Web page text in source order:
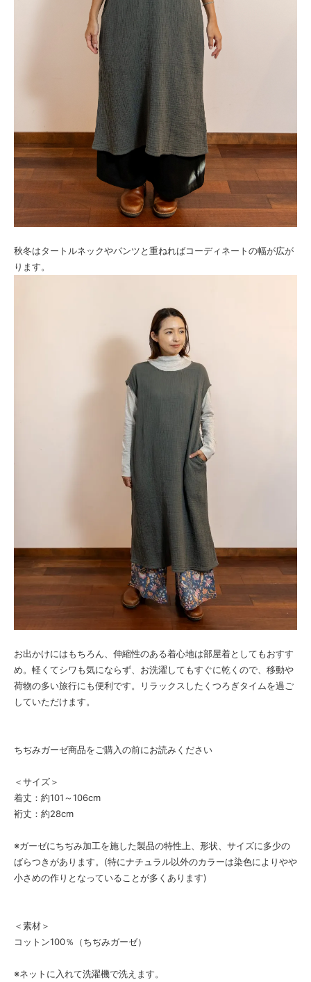
秋冬はタートルネックやパンツと重ねればコーディネートの幅が広が
ります。
お出かけにはもちろん、伸縮性のある着心地は部屋着としてもおすす
め。軽くてシワも気にならず、お洗濯してもすぐに乾くので、移動や
荷物の多い旅行にも便利です。リラックスしたくつろぎタイムを過ご
していただけます。
ちぢみガーゼ商品をご購入の前にお読みください
＜サイズ＞
着丈：約101～106cm
裄丈：約28cm
※ガーゼにちぢみ加工を施した製品の特性上、形状、サイズに多少の
ばらつきがあります。(特にナチュラル以外のカラーは染色によりやや
小さめの作りとなっていることが多くあります)
＜素材＞
コットン100％（ちぢみガーゼ）
※ネットに入れて洗濯機で洗えます。